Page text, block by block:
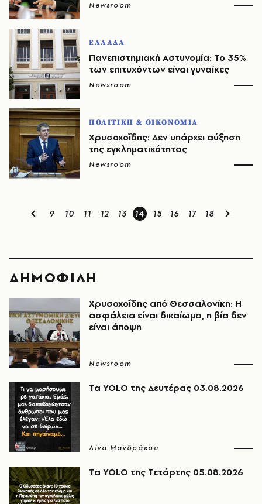
Newsroom
ΕΛΛΑΔΑ
Πανεπιστημιακή Αστυνομία: Το 35%
των επιτυχόντων είναι γυναίκες
Newsroom
ΠΟΛΙΤΙΚΗ & ΟΙΚΟΝΟΜΙΑ
Χρυσοχοΐδης: Δεν υπάρχει αύξηση
της εγκληματικότητας
Newsroom
9 10 11 12 13 14 15 16 17 18
ΔΗΜΟΦΙΛΗ
Χρυσοχοΐδης από Θεσσαλονίκη: Η
ασφάλεια είναι δικαίωμα, η βία δεν
είναι άποψη
Newsroom
Τα YOLO της Δευτέρας 03.08.2026
Λίνα Μανδράκου
Τα YOLO της Τετάρτης 05.08.2026